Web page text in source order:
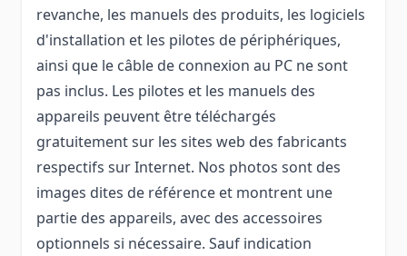
revanche, les manuels des produits, les logiciels
d'installation et les pilotes de périphériques,
ainsi que le câble de connexion au PC ne sont
pas inclus. Les pilotes et les manuels des
appareils peuvent être téléchargés
gratuitement sur les sites web des fabricants
respectifs sur Internet. Nos photos sont des
images dites de référence et montrent une
partie des appareils, avec des accessoires
optionnels si nécessaire. Sauf indication